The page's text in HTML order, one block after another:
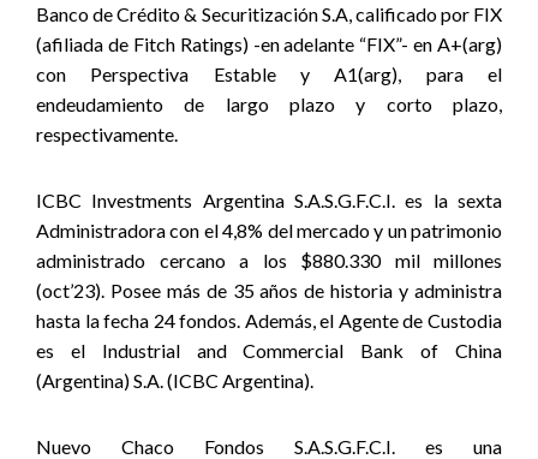
Banco de Crédito & Securitización S.A, calificado por FIX
(afiliada de Fitch Ratings) -en adelante “FIX”- en A+(arg)
con Perspectiva Estable y A1(arg), para el
endeudamiento de largo plazo y corto plazo,
respectivamente.
ICBC Investments Argentina S.A.S.G.F.C.I. es la sexta
Administradora con el 4,8% del mercado y un patrimonio
administrado cercano a los $880.330 mil millones
(oct’23). Posee más de 35 años de historia y administra
hasta la fecha 24 fondos. Además, el Agente de Custodia
es el Industrial and Commercial Bank of China
(Argentina) S.A. (ICBC Argentina).
Nuevo Chaco Fondos S.A.S.G.F.C.I. es una